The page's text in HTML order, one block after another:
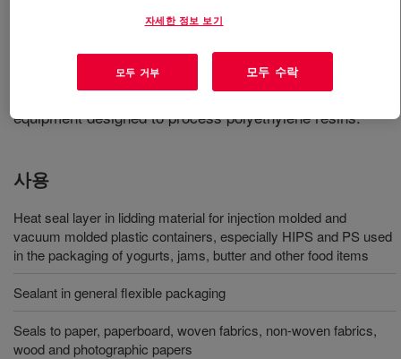
applications. It is most often suggested to provide strong
peelable seals to polypropylene, and moderate seals to
polystyrene, polyester, PVC and is available in pellet
form for use in conventional extrusion or coextrusion
equipment designed to process polyethylene resins.
사용
Heat seal layer in lidding material for injection molded and
vacuum molded plastic containers, especially HIPS and PS used
in the packaging of yogurts, jams, butter and other food items
Sealant in general flexible packaging
Seals to paper, paperboard, woven fabrics, non-woven fabrics,
wood and photographic papers
자세한 정보 보기
모두 거부 모두 수락